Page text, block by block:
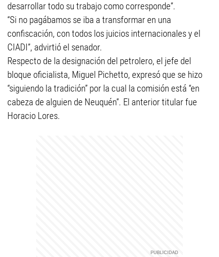
desarrollar todo su trabajo como corresponde”.
“Si no pagábamos se iba a transformar en una
confiscación, con todos los juicios internacionales y el
CIADI”, advirtió el senador.
Respecto de la designación del petrolero, el jefe del
bloque oficialista, Miguel Pichetto, expresó que se hizo
“siguiendo la tradición” por la cual la comisión está “en
cabeza de alguien de Neuquén”. El anterior titular fue
Horacio Lores.